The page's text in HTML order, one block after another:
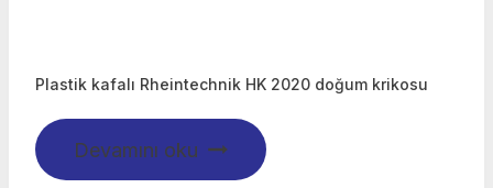
Plastik kafalı Rheintechnik HK 2020 doğum krikosu
Devamını oku